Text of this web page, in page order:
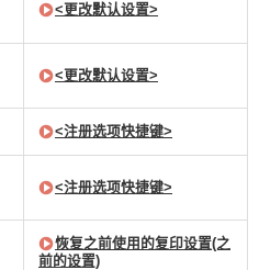
<更改默认设置>
<更改默认设置>
<注册选项快捷键>
<注册选项快捷键>
恢复之前使用的复印设置(之
前的设置)